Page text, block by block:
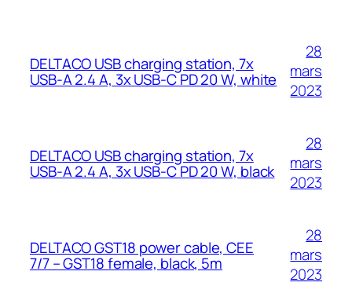
DELTACO USB charging station, 7x
USB-A 2.4 A, 3x USB-C PD 20 W, white
28
mars
2023
DELTACO USB charging station, 7x
USB-A 2.4 A, 3x USB-C PD 20 W, black
28
mars
2023
DELTACO GST18 power cable, CEE
7/7 – GST18 female, black, 5m
28
mars
2023